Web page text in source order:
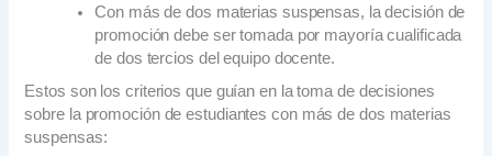
Con más de dos materias suspensas, la decisión de
promoción debe ser tomada por mayoría cualificada
de dos tercios del equipo docente.
Estos son los criterios que guían en la toma de decisiones
sobre la promoción de estudiantes con más de dos materias
suspensas: